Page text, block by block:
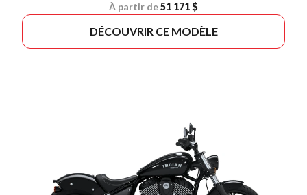
À partir de51 171 $
DÉCOUVRIR CE MODÈLE